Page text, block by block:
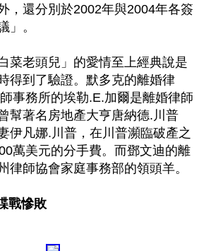
，還分別於2002年與2004年各簽
」。
菜老頭兒」的愛情至上經典說是
得到了驗證。默多克的離婚律
事務所的埃勒.E.加爾是離婚律師
幫著名房地產大亨唐納德.川普
伊凡娜.川普，在川普瀕臨破產之
萬美元的分手費。而鄧文迪的離
律師協會家庭事務部的領頭羊。
戰慘敗